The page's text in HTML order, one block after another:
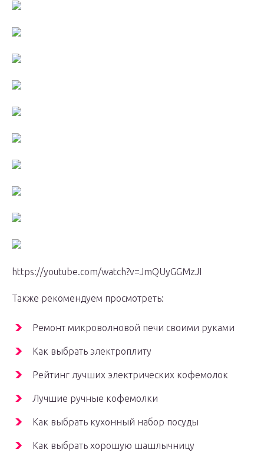
https://youtube.com/watch?v=JmQUyGGMzJI
Также рекомендуем просмотреть:
Ремонт микроволновой печи своими руками
Как выбрать электроплиту
Рейтинг лучших электрических кофемолок
Лучшие ручные кофемолки
Как выбрать кухонный набор посуды
Как выбрать хорошую шашлычницу